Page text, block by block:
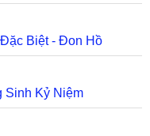
Biệt - Đon Hồ
Sinh Kỷ Niệm